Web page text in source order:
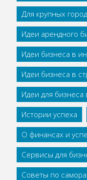
Для крупных
Идеи арендного
Идеи бизнеса в
Идеи бизнеса в
Идеи для
Истории успеха
О финансах и
Сервисы для
Советы по